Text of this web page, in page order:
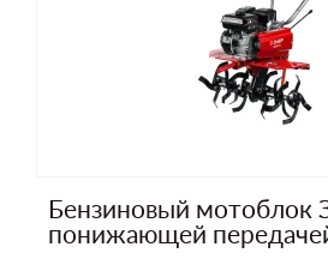
Бензиновый мотоблок
понижающей